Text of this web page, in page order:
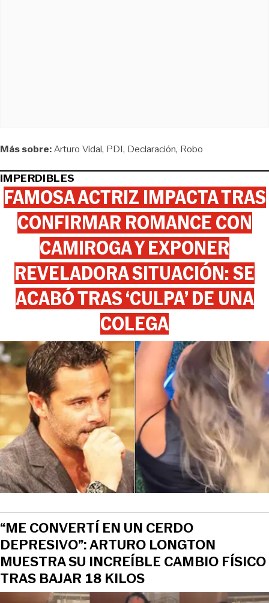
Más sobre:Arturo Vidal PDI Declaración Robo
IMPERDIBLES
FAMOSA ACTRIZ IMPACTA TRAS
CONFIRMAR ROMANCE CON
CAMIROGA Y EXPONER
REVELADORA SITUACIÓN: SE
ACABÓ TRAS ‘CULPA’ DE UNA
COLEGA
“ME CONVERTÍ EN UN CERDO
DEPRESIVO”: ARTURO LONGTON
MUESTRA SU INCREÍBLE CAMBIO FÍSICO
TRAS BAJAR 18 KILOS